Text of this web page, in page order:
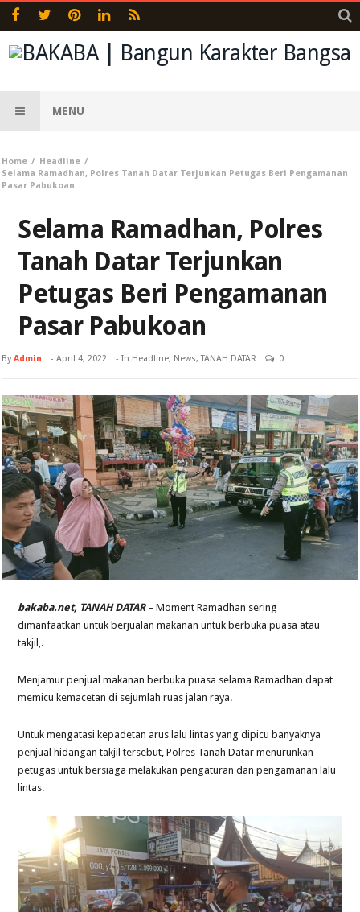
MENU
Home
Headline
Selama Ramadhan, Polres Tanah Datar Terjunkan Petugas Beri Pengamanan
Pasar Pabukoan
Selama Ramadhan, Polres
Tanah Datar Terjunkan
Petugas Beri Pengamanan
Pasar Pabukoan
ByAdmin -April 4, 2022 - In Headline, News,TANAH DATAR 0
bakaba.net, TANAH DATAR – Moment Ramadhan sering
dimanfaatkan untuk berjualan makanan untuk berbuka puasa atau
takjil,.
Menjamur penjual makanan berbuka puasa selama Ramadhan dapat
memicu kemacetan di sejumlah ruas jalan raya.
Untuk mengatasi kepadetan arus lalu lintas yang dipicu banyaknya
penjual hidangan takjil tersebut, Polres Tanah Datar menurunkan
petugas untuk bersiaga melakukan pengaturan dan pengamanan lalu
lintas.